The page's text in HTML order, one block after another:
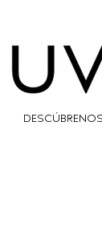
DESCÚBRENOS